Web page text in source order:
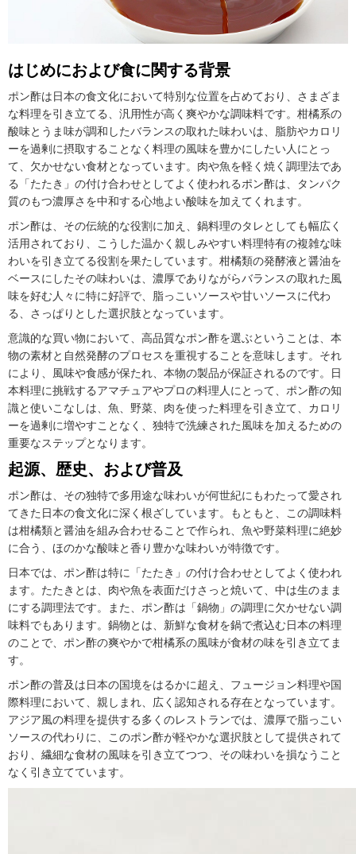
はじめにおよび食に関する背景
ポン酢は日本の食文化において特別な位置を占めており、さまざま
な料理を引き立てる、汎用性が高く爽やかな調味料です。柑橘系の
酸味とうま味が調和したバランスの取れた味わいは、脂肪やカロリ
ーを過剰に摂取することなく料理の風味を豊かにしたい人にとっ
て、欠かせない食材となっています。肉や魚を軽く焼く調理法であ
る「たたき」の付け合わせとしてよく使われるポン酢は、タンパク
質のもつ濃厚さを中和する心地よい酸味を加えてくれます。
ポン酢は、その伝統的な役割に加え、鍋料理のタレとしても幅広く
活用されており、こうした温かく親しみやすい料理特有の複雑な味
わいを引き立てる役割を果たしています。柑橘類の発酵液と醤油を
ベースにしたその味わいは、濃厚でありながらバランスの取れた風
味を好む人々に特に好評で、脂っこいソースや甘いソースに代わ
る、さっぱりとした選択肢となっています。
意識的な買い物において、高品質なポン酢を選ぶということは、本
物の素材と自然発酵のプロセスを重視することを意味します。それ
により、風味や食感が保たれ、本物の製品が保証されるのです。日
本料理に挑戦するアマチュアやプロの料理人にとって、ポン酢の知
識と使いこなしは、魚、野菜、肉を使った料理を引き立て、カロリ
ーを過剰に増やすことなく、独特で洗練された風味を加えるための
重要なステップとなります。
起源、歴史、および普及
ポン酢は、その独特で多用途な味わいが何世紀にもわたって愛され
てきた日本の食文化に深く根ざしています。もともと、この調味料
は柑橘類と醤油を組み合わせることで作られ、魚や野菜料理に絶妙
に合う、ほのかな酸味と香り豊かな味わいが特徴です。
日本では、ポン酢は特に「たたき」の付け合わせとしてよく使われ
ます。たたきとは、肉や魚を表面だけさっと焼いて、中は生のまま
にする調理法です。また、ポン酢は「鍋物」の調理に欠かせない調
味料でもあります。鍋物とは、新鮮な食材を鍋で煮込む日本の料理
のことで、ポン酢の爽やかで柑橘系の風味が食材の味を引き立てま
す。
ポン酢の普及は日本の国境をはるかに超え、フュージョン料理や国
際料理において、親しまれ、広く認知される存在となっています。
アジア風の料理を提供する多くのレストランでは、濃厚で脂っこい
ソースの代わりに、このポン酢が軽やかな選択肢として提供されて
おり、繊細な食材の風味を引き立てつつ、その味わいを損なうこと
なく引き立てています。